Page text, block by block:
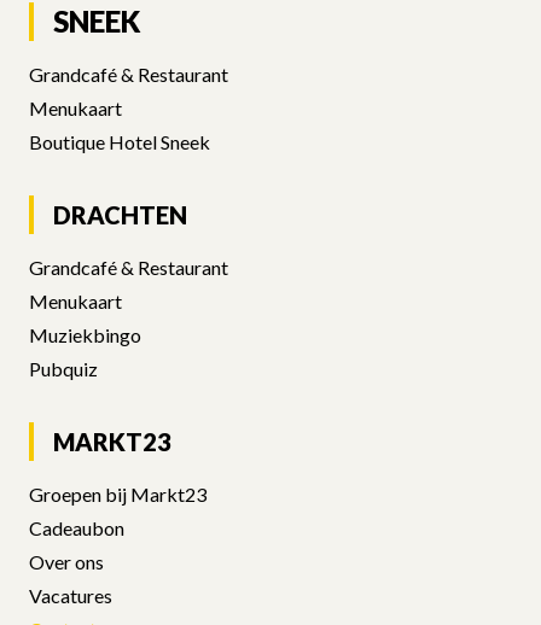
SNEEK
DRACHTEN
MARKT23